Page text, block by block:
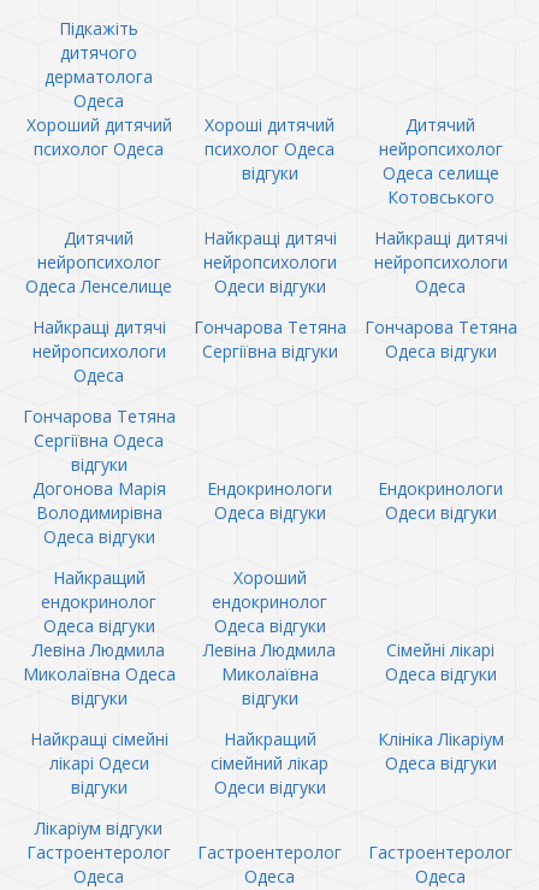
Підкажіть
дитячого
дерматолога
Одеса
Хороший дитячий
психолог Одеса
Хороші дитячий
психолог Одеса
відгуки
Дитячий
нейропсихолог
Одеса селище
Котовського
Дитячий
нейропсихолог
Одеса Ленселище
Найкращі дитячі
нейропсихологи
Одеси відгуки
Найкращі дитячі
нейропсихологи
Одеса
Найкращі дитячі
нейропсихологи
Одеса
Гончарова Тетяна
Сергіївна відгуки
Гончарова Тетяна
Одеса відгуки
Гончарова Тетяна
Сергіївна Одеса
відгуки
Догонова Марія
Володимирівна
Одеса відгуки
Ендокринологи
Одеса відгуки
Ендокринологи
Одеси відгуки
Найкращий
ендокринолог
Одеса відгуки
Хороший
ендокринолог
Одеса відгуки
Левіна Людмила
Миколаївна Одеса
відгуки
Левіна Людмила
Миколаївна
відгуки
Сімейні лікарі
Одеса відгуки
Найкращі сімейні
лікарі Одеси
відгуки
Найкращий
сімейний лікар
Одеси відгуки
Клініка Лікаріум
Одеса відгуки
Лікаріум відгуки
Гастроентеролог
Одеса
Гастроентеролог
Одеса
Гастроентеролог
Одеса